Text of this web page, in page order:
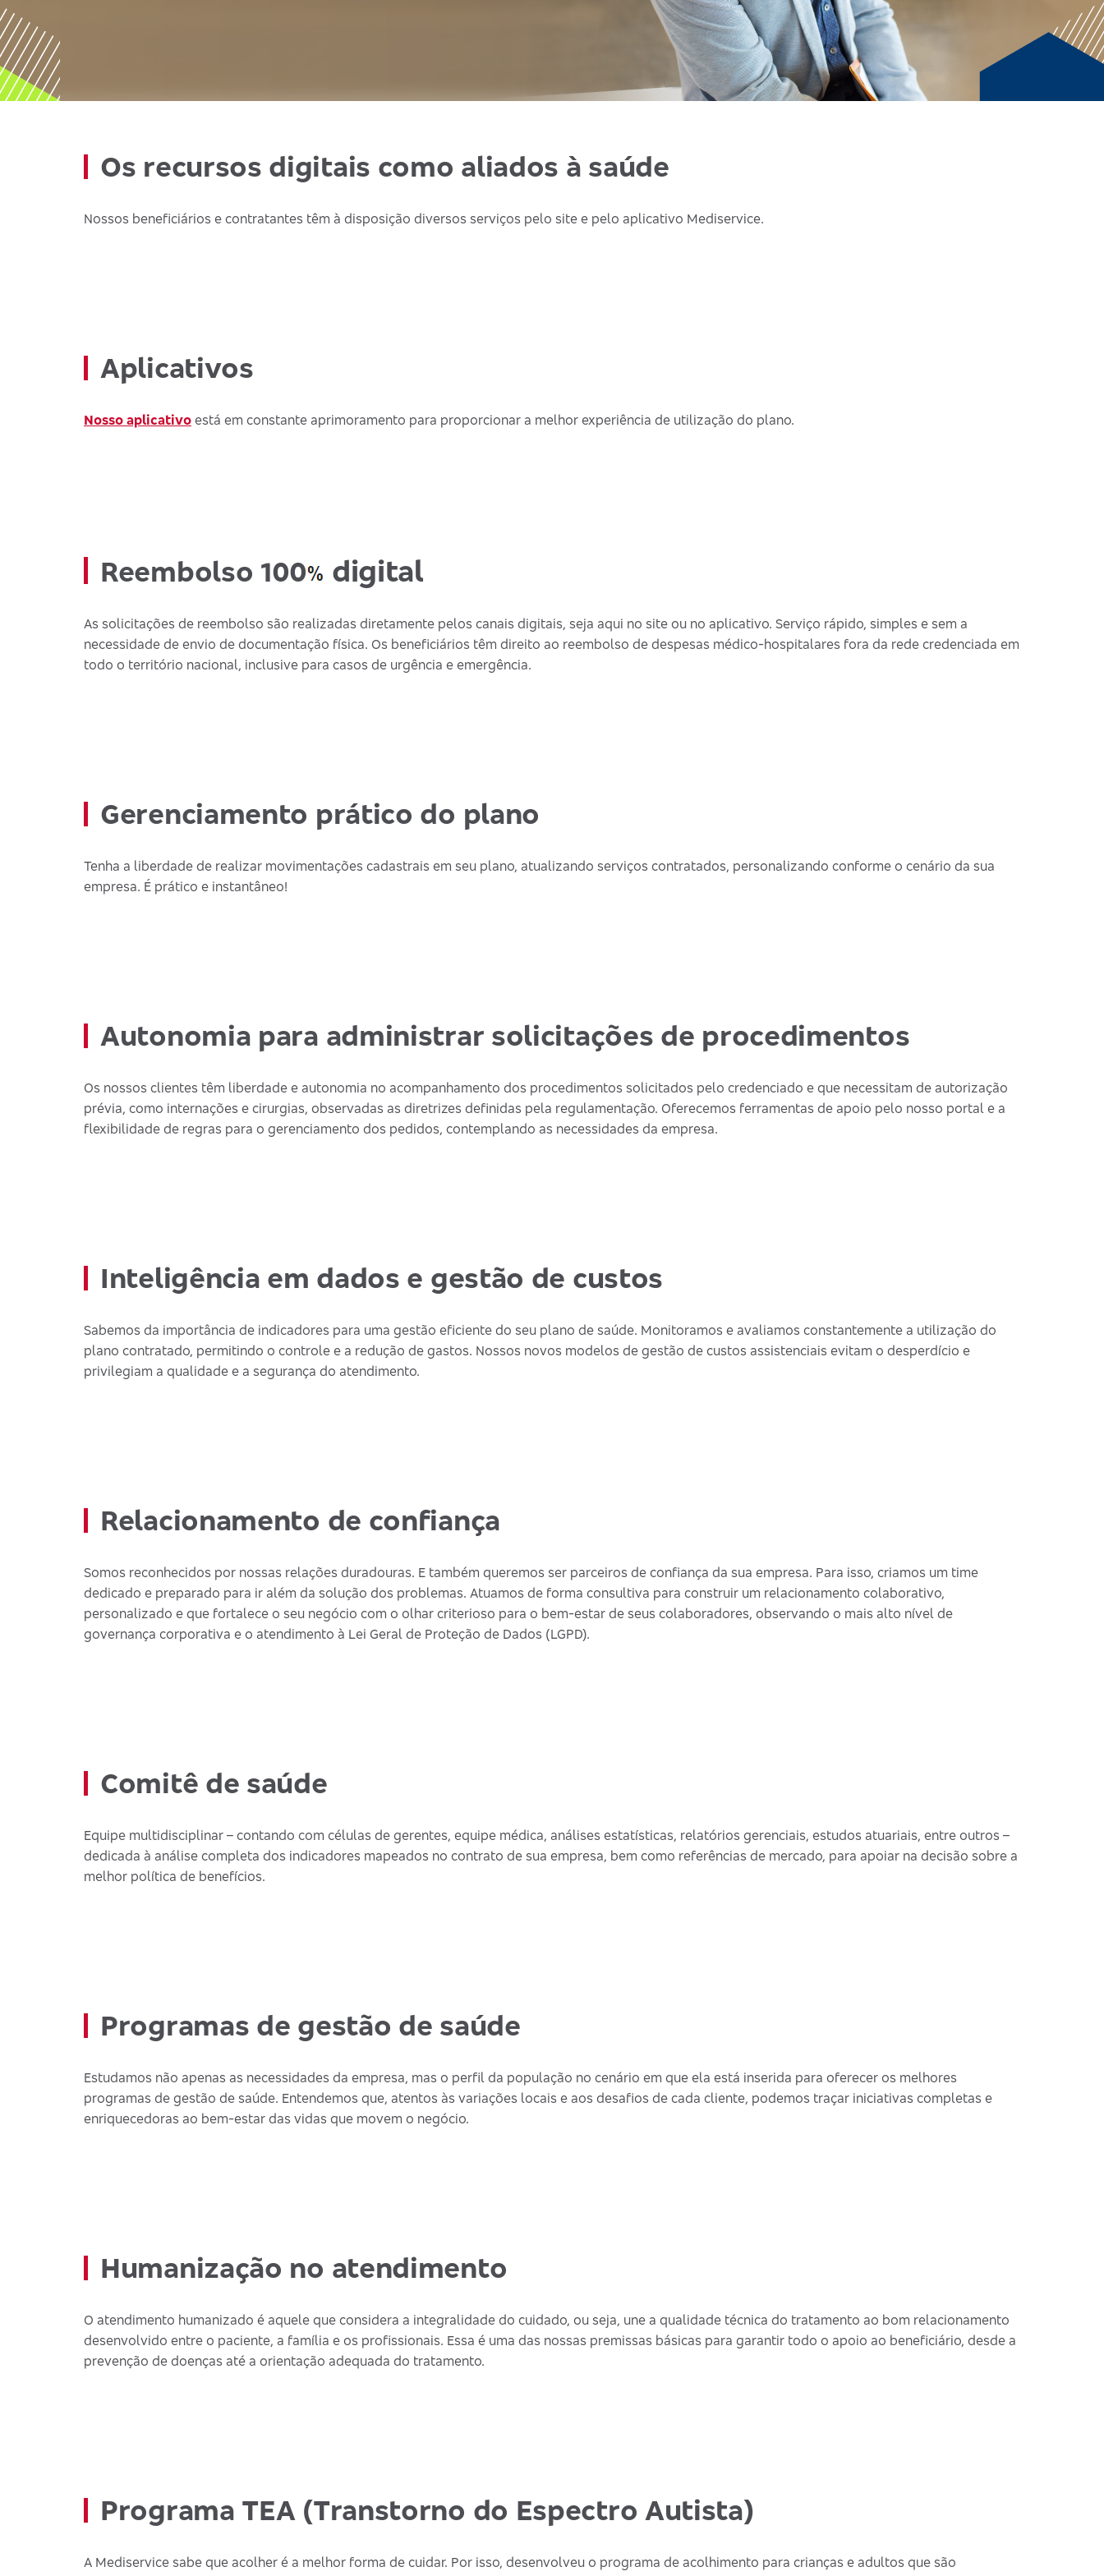
Os recursos digitais como aliados à saúde
Nossos beneficiários e contratantes têm à disposição diversos serviços pelo site e pelo aplicativo Mediservice.
Aplicativos
Nosso aplicativo está em constante aprimoramento para proporcionar a melhor experiência de utilização do plano.
Reembolso 100 digital
As solicitações de reembolso são realizadas diretamente pelos canais digitais, seja aqui no site ou no aplicativo. Serviço rápido, simples e sem a
necessidade de envio de documentação física. Os beneficiários têm direito ao reembolso de despesas médico-hospitalares fora da rede credenciada em
todo o território nacional, inclusive para casos de urgência e emergência.
Gerenciamento prático do plano
Tenha a liberdade de realizar movimentações cadastrais em seu plano, atualizando serviços contratados, personalizando conforme o cenário da sua
empresa. É prático e instantâneo!
Autonomia para administrar solicitações de procedimentos
Os nossos clientes têm liberdade e autonomia no acompanhamento dos procedimentos solicitados pelo credenciado e que necessitam de autorização
prévia, como internações e cirurgias, observadas as diretrizes definidas pela regulamentação. Oferecemos ferramentas de apoio pelo nosso portal e a
flexibilidade de regras para o gerenciamento dos pedidos, contemplando as necessidades da empresa.
Inteligência em dados e gestão de custos
Sabemos da importância de indicadores para uma gestão eficiente do seu plano de saúde. Monitoramos e avaliamos constantemente a utilização do
plano contratado, permitindo o controle e a redução de gastos. Nossos novos modelos de gestão de custos assistenciais evitam o desperdício e
privilegiam a qualidade e a segurança do atendimento.
Relacionamento de confiança
Somos reconhecidos por nossas relações duradouras. E também queremos ser parceiros de confiança da sua empresa. Para isso, criamos um time
dedicado e preparado para ir além da solução dos problemas. Atuamos de forma consultiva para construir um relacionamento colaborativo,
personalizado e que fortalece o seu negócio com o olhar criterioso para o bem-estar de seus colaboradores, observando o mais alto nível de
governança corporativa e o atendimento à Lei Geral de Proteção de Dados (LGPD).
Comitê de saúde
Equipe multidisciplinar – contando com células de gerentes, equipe médica, análises estatísticas, relatórios gerenciais, estudos atuariais, entre outros –
dedicada à análise completa dos indicadores mapeados no contrato de sua empresa, bem como referências de mercado, para apoiar na decisão sobre a
melhor política de benefícios.
Programas de gestão de saúde
Estudamos não apenas as necessidades da empresa, mas o perfil da população no cenário em que ela está inserida para oferecer os melhores
programas de gestão de saúde. Entendemos que, atentos às variações locais e aos desafios de cada cliente, podemos traçar iniciativas completas e
enriquecedoras ao bem-estar das vidas que movem o negócio.
Humanização no atendimento
O atendimento humanizado é aquele que considera a integralidade do cuidado, ou seja, une a qualidade técnica do tratamento ao bom relacionamento
desenvolvido entre o paciente, a família e os profissionais. Essa é uma das nossas premissas básicas para garantir todo o apoio ao beneficiário, desde a
prevenção de doenças até a orientação adequada do tratamento.
Programa TEA (Transtorno do Espectro Autista)
A Mediservice sabe que acolher é a melhor forma de cuidar. Por isso, desenvolveu o programa de acolhimento para crianças e adultos que são